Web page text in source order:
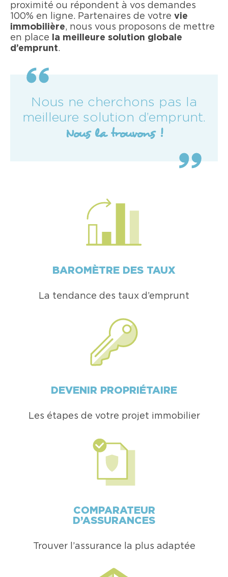
proximité ou répondent à vos demandes
100% en ligne. Partenaires de votre vie
immobilière, nous vous proposons de mettre
en place la meilleure solution globale
d’emprunt.
Nous ne cherchons pas la
meilleure solution d’emprunt.
Nous la trouvons !
BAROMÈTRE DES TAUX
La tendance des taux d’emprunt
DEVENIR PROPRIÉTAIRE
Les étapes de votre projet immobilier
COMPARATEUR
D’ASSURANCES
Trouver l’assurance la plus adaptée